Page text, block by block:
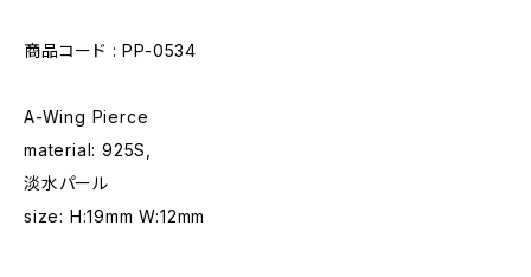
商品コード : PP-0534
A-Wing Pierce
material: 925S,
淡水パール
size: H:19mm W:12mm